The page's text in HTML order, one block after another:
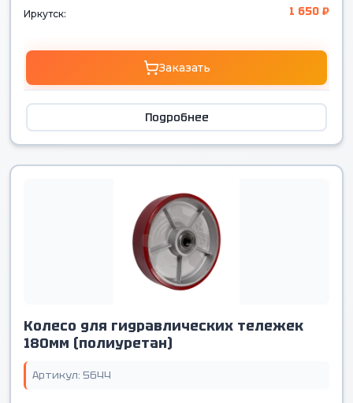
Иркутск: 1 650 ₽
Заказать
Подробнее
Колесо для гидравлических тележек
180мм (полиуретан)
Артикул: 5644